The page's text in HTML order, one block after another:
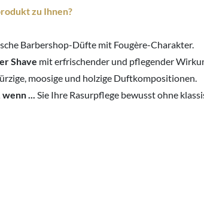
zu Ihnen?
Barbershop-Düfte mit Fougère-Charakter.
Shave mit erfrischender und pflegender
moosige und holzige Duftkompositionen.
... Sie Ihre Rasurpflege bewusst ohne